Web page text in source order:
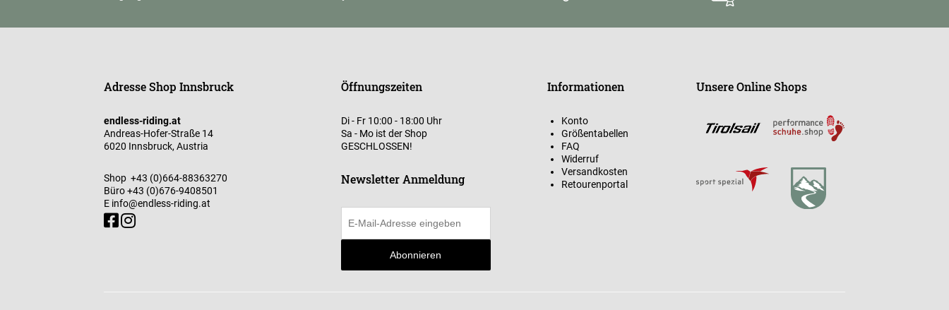
Adresse Shop Innsbruck
endless-riding.at
Andreas-Hofer-Straße 14
6020 Innsbruck, Austria
Shop +43 (0)664-88363270
Büro+43 (0)676-9408501
E info@endless-riding.at
Öffnungszeiten
Di - Fr 10:00 - 18:00 Uhr
Sa - Mo ist der Shop
GESCHLOSSEN!
Newsletter Anmeldung
Abonnieren
Informationen
Konto
Größentabellen
FAQ
Widerruf
Versandkosten
Retourenportal
Unsere Online Shops